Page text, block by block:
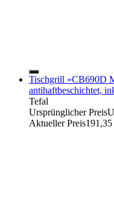
Tischgrill »CB690D
antihaftbeschichtet,
Tefal
Ursprünglicher Preis
Aktueller Preis191,35